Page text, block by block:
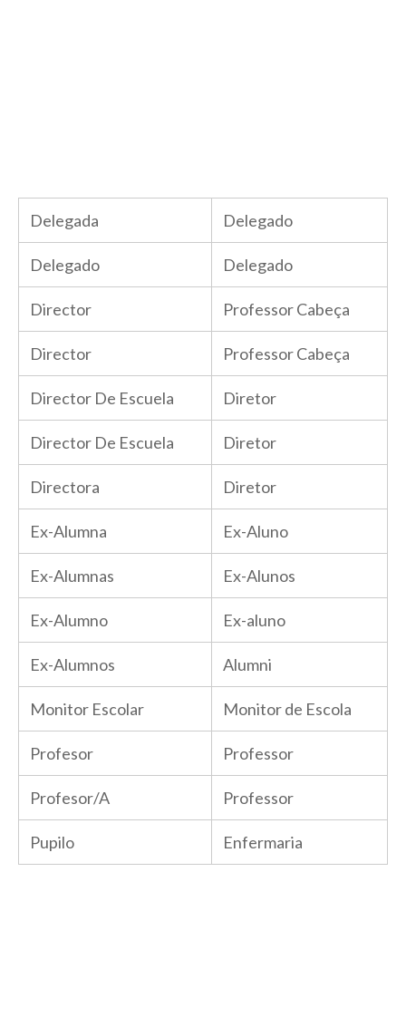
Delegada Delegado
Delegado Delegado
Director Professor Cabeça
Director Professor Cabeça
Director De Escuela Diretor
Director De Escuela Diretor
Directora Diretor
Ex-Alumna Ex-Aluno
Ex-Alumnas Ex-Alunos
Ex-Alumno Ex-aluno
Ex-Alumnos Alumni
Monitor Escolar Monitor de Escola
Profesor Professor
Profesor/A Professor
Pupilo Enfermaria